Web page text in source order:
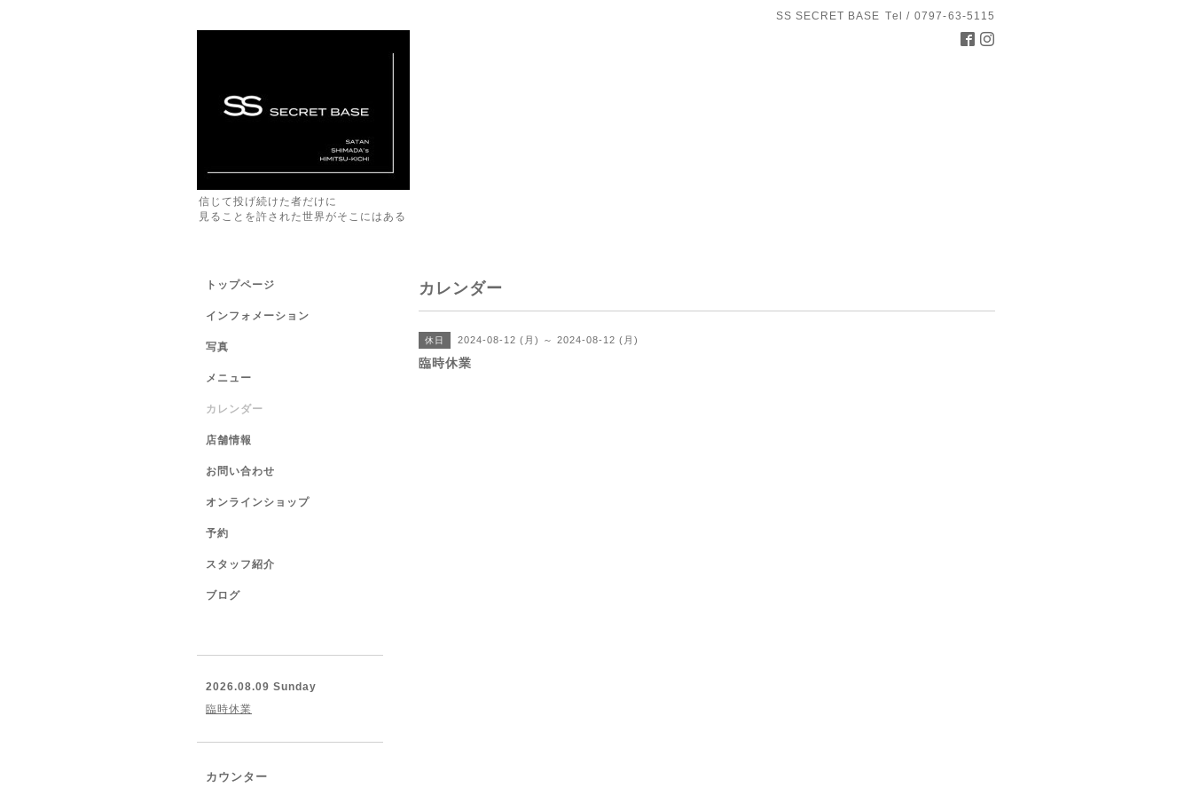
SS SECRET BASE Tel / 0797-63-5115
信じて投げ続けた者だけに
見ることを許された世界がそこにはある
カレンダー
休日 2024-08-12 (月) ～ 2024-08-12 (月)
臨時休業
トップページ
インフォメーション
写真
メニュー
カレンダー
店舗情報
お問い合わせ
オンラインショップ
予約
スタッフ紹介
ブログ
2026.08.09 Sunday
臨時休業
カウンター